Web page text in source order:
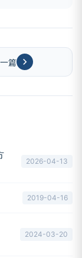
篇
2026-04-13
2019-04-16
2024-03-20